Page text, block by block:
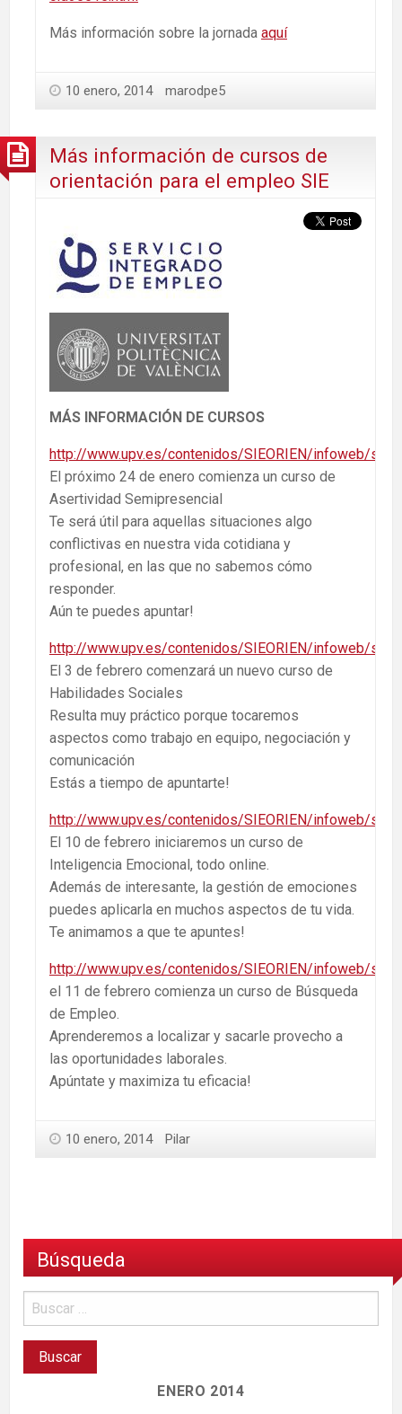
Más información sobre la jornada aquí
10 enero, 2014 marodpe5
Más información de cursos de
orientación para el empleo SIE
MÁS INFORMACIÓN DE CURSOS
http://www.upv.es/contenidos/SIEORIEN/infoweb/
El próximo 24 de enero comienza un curso de
Asertividad Semipresencial
Te será útil para aquellas situaciones algo
conflictivas en nuestra vida cotidiana y
profesional, en las que no sabemos cómo
responder.
Aún te puedes apuntar!
http://www.upv.es/contenidos/SIEORIEN/infoweb/
El 3 de febrero comenzará un nuevo curso de
Habilidades Sociales
Resulta muy práctico porque tocaremos
aspectos como trabajo en equipo, negociación y
comunicación
Estás a tiempo de apuntarte!
http://www.upv.es/contenidos/SIEORIEN/infoweb/
El 10 de febrero iniciaremos un curso de
Inteligencia Emocional, todo online.
Además de interesante, la gestión de emociones
puedes aplicarla en muchos aspectos de tu vida.
Te animamos a que te apuntes!
http://www.upv.es/contenidos/SIEORIEN/infoweb/
el 11 de febrero comienza un curso de Búsqueda
de Empleo.
Aprenderemos a localizar y sacarle provecho a
las oportunidades laborales.
Apúntate y maximiza tu eficacia!
10 enero, 2014 Pilar
Búsqueda
ENERO 2014